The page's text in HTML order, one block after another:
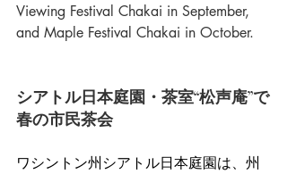
Viewing Festival Chakai in September,
and Maple Festival Chakai in October.
シアトル日本庭園・茶室“松声庵”で
春の市民茶会
ワシントン州シアトル日本庭園は、州